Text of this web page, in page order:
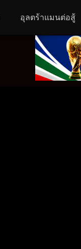
อุลตร้าแมนต่อสู้